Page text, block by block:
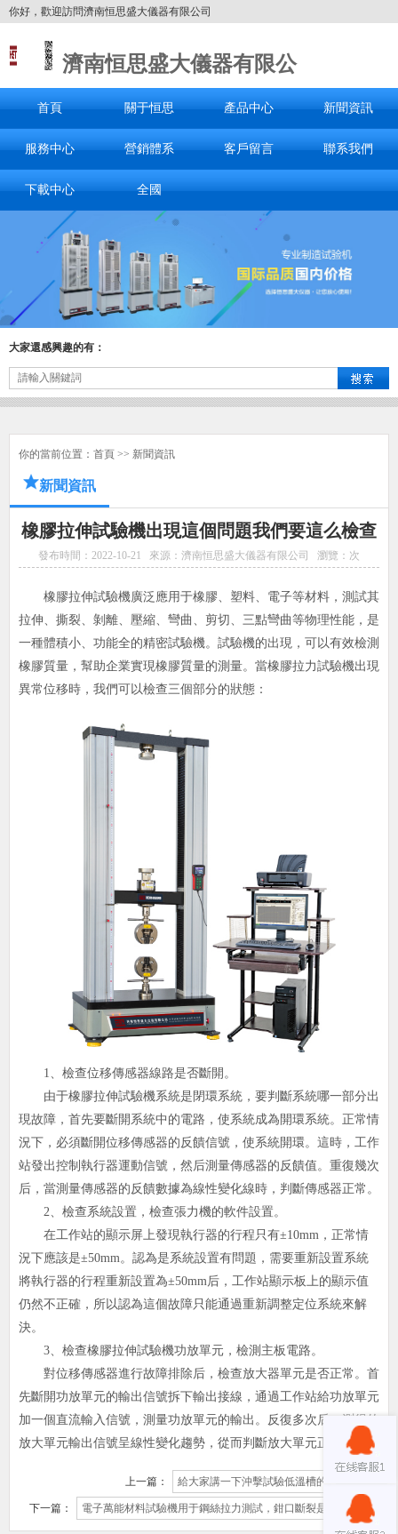
你好，歡迎訪問濟南恒思盛大儀器有限公司
濟南恒思盛大儀器有限公
司
首頁 關于恒思 產品中心 新聞資訊
服務中心 營銷體系 客戶留言 聯系我們
下載中心 全國
大家還感興趣的有：
你的當前位置： 首頁 >> 新聞資訊
新聞資訊
橡膠拉伸試驗機出現這個問題我們要這么檢查
發布時間：2022-10-21 來源：濟南恒思盛大儀器有限公司 瀏覽： 次
橡膠拉伸試驗機廣泛應用于橡膠、塑料、電子等材料，測試其
拉伸、撕裂、剝離、壓縮、彎曲、剪切、三點彎曲等物理性能，是
一種體積小、功能全的精密試驗機。試驗機的出現，可以有效檢測
橡膠質量，幫助企業實現橡膠質量的測量。當橡膠拉力試驗機出現
異常位移時，我們可以檢查三個部分的狀態：
1、檢查位移傳感器線路是否斷開。
由于橡膠拉伸試驗機系統是閉環系統，要判斷系統哪一部分出
現故障，首先要斷開系統中的電路，使系統成為開環系統。正常情
況下，必須斷開位移傳感器的反饋信號，使系統開環。這時，工作
站發出控制執行器運動信號，然后測量傳感器的反饋值。重復幾次
后，當測量傳感器的反饋數據為線性變化線時，判斷傳感器正常。
2、檢查系統設置，檢查張力機的軟件設置。
在工作站的顯示屏上發現執行器的行程只有±10mm，正常情
況下應該是±50mm。認為是系統設置有問題，需要重新設置系統
將執行器的行程重新設置為±50mm后，工作站顯示板上的顯示值
仍然不正確，所以認為這個故障只能通過重新調整定位系統來解
決。
3、檢查橡膠拉伸試驗機功放單元，檢測主板電路。
對位移傳感器進行故障排除后，檢查放大器單元是否正常。首
先斷開功放單元的輸出信號拆下輸出接線，通過工作站給功放單元
加一個直流輸入信號，測量功放單元的輸出。反復多次后，測得的
放大單元輸出信號呈線性變化趨勢，從而判斷放大單元正常。
上一篇： 給大家講一下沖擊試驗低溫槽的操作規程
下一篇： 電子萬能材料試驗機用于鋼絲拉力測試，鉗口斷裂是怎么回事